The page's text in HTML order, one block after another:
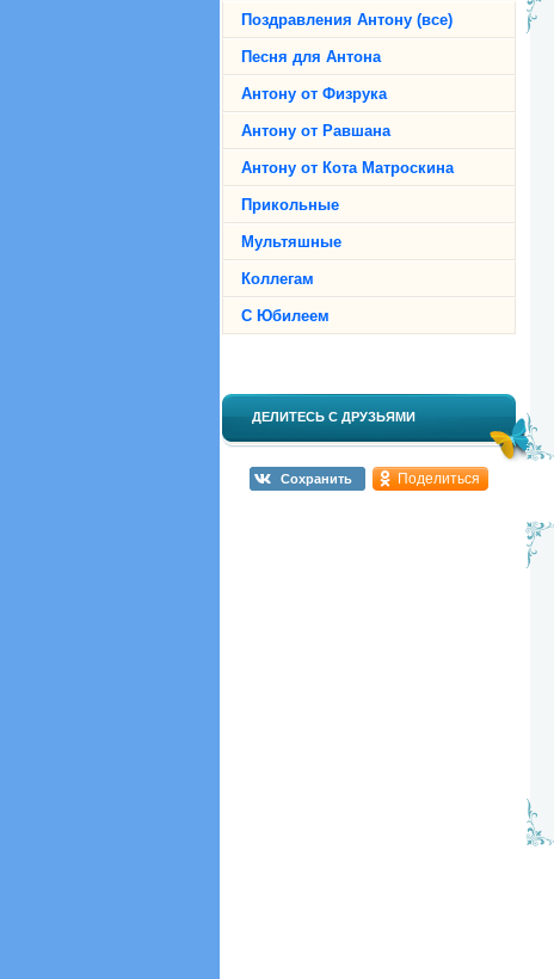
Поздравления Антону (все)
Песня для Антона
Антону от Физрука
Антону от Равшана
Антону от Кота Матроскина
Прикольные
Мультяшные
Коллегам
С Юбилеем
ДЕЛИТЕСЬ С ДРУЗЬЯМИ
Сохранить Поделиться